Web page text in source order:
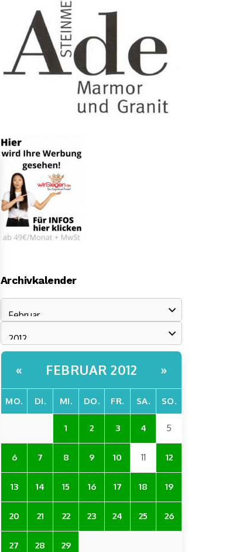
Archivkalender
« FEBRUAR 2012 »
MO. DI. MI. DO. FR. SA. SO.
1 2 3 4 5
6 7 8 9 10 11 12
13 14 15 16 17 18 19
20 21 22 23 24 25 26
27 28 29